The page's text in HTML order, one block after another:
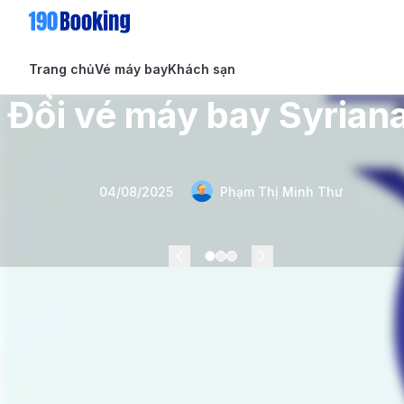
Trang chủVé máy bay
Tin tức
Khách sạn
Tin tức
Bài viết vé máy bay
Đổi vé máy bay
04/08/2025 Phạm Thị Minh Thư